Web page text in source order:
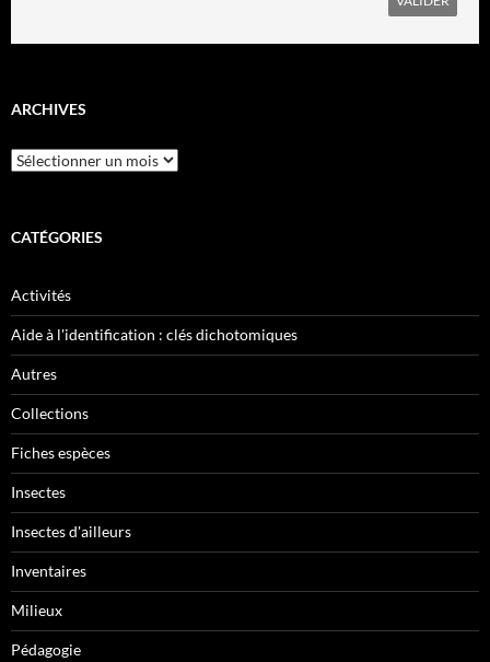
ARCHIVES
Archives
CATÉGORIES
Activités
Aide à l'identification : clés dichotomiques
Autres
Collections
Fiches espèces
Insectes
Insectes d'ailleurs
Inventaires
Milieux
Pédagogie